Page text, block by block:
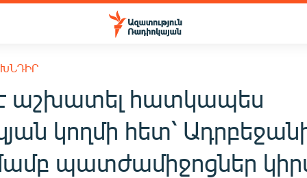
աշխատել հատկապես
կողմի հետ՝
պատժամիջոցներ